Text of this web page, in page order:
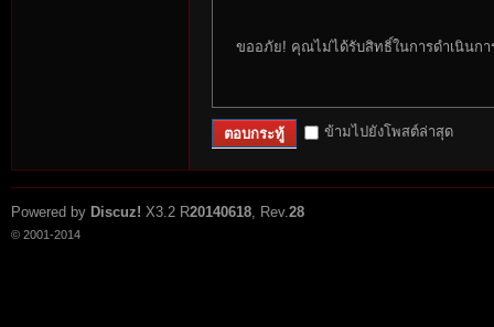
ขออภัย! คุณไม่ได้รับสิทธิ์ในการดำเนินก
ตอบกระทู้ ข้ามไปยังโพสต์ล่าสุด
Powered by Discuz! X3.2 R20140618, Rev.28
© 2001-2014